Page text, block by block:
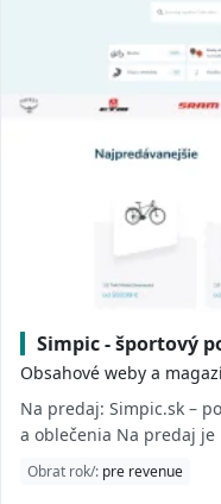
Simpic - športový
Obsahové weby a
Na predaj: Simpic.sk –
a oblečenia Na predaj
špecializovaný
Obrat rok/: pre revenue